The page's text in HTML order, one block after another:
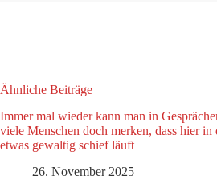
Ähnliche Beiträge
Immer mal wieder kann man in
viele Menschen doch merken, dass hier
etwas gewaltig schief läuft
26. November 2025